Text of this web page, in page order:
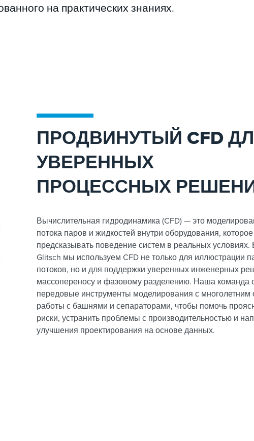
на практических знаниях.
ПРОДВИНУТЫЙ CFD
УВЕРЕННЫХ
ПРОЦЕССНЫХ
Вычислительная гидродинамика (CFD) — это
потока паров и жидкостей внутри оборудования,
предсказывать поведение систем в реальных условиях.
Glitsch мы используем CFD не только для иллюстрации
потоков, но и для поддержки уверенных инженерных
массопереносу и фазовому разделению. Наша команда
передовые инструменты моделирования с многолетним
работы с башнями и сепараторами, чтобы помочь
риски, устранить проблемы с производительностью и
улучшения проектирования на основе данных.